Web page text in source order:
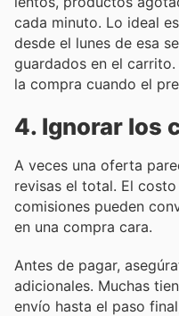
cada minuto. Lo ideal
desde el lunes de esa
guardados en el
la compra cuando el
4. Ignorar los
A veces una oferta
revisas el total. El
comisiones pueden
en una compra cara.
Antes de pagar,
adicionales. Muchas
envío hasta el paso